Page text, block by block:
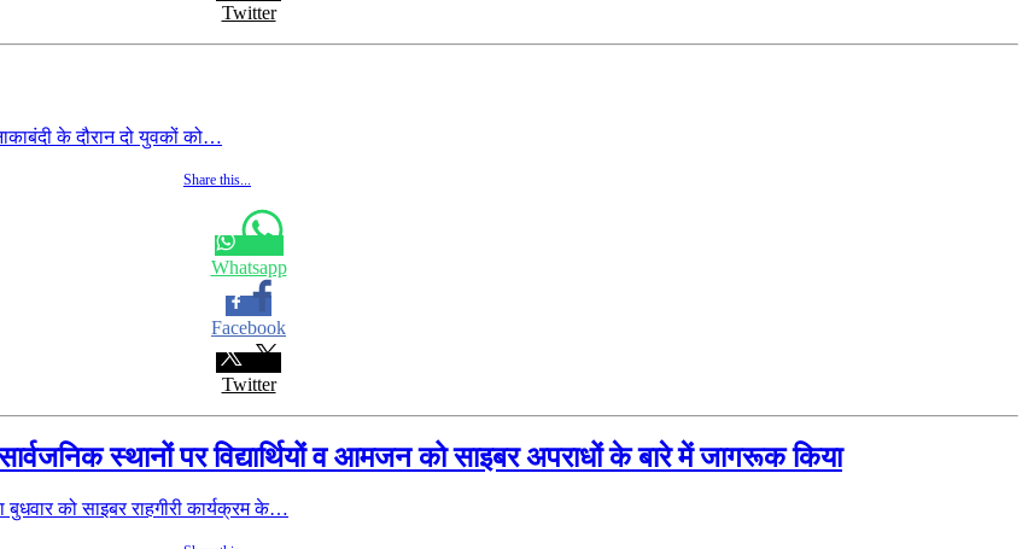
Twitter
के दौरान दो युवकों को…
Share this...
Whatsapp
Facebook
Twitter
स्थानों पर विद्यार्थियों व आमजन को साइबर अपराधों के बारे में जागरूक किया
को साइबर राहगीरी कार्यक्रम के…